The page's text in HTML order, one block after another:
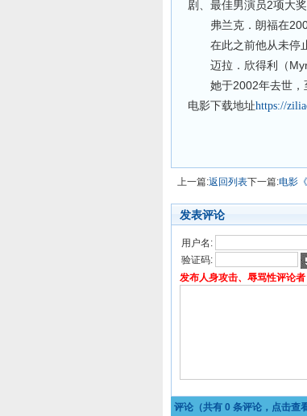
剧、最佳男演员2项大
弗兰克 ． 朗福在
在此之前他从未停
迈拉 ． 欣得利（
她于2002年去世，
电影下载地址https://
上一篇:返回列表下一篇:电影
发表评论
用户名:
验证码:
发布人身攻击、辱骂性评论
评论（共有 0 条评论，点击查